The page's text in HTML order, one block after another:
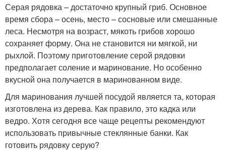
Серая рядовка – достаточно крупный гриб. Основное
время сбора – осень, место – сосновые или смешанные
леса. Несмотря на возраст, мякоть грибов хорошо
сохраняет форму. Она не становится ни мягкой, ни
рыхлой. Поэтому приготовление серой рядовки
предполагает соление и маринование. Но особенно
вкусной она получается в маринованном виде.
Для маринования лучшей посудой является та, которая
изготовлена из дерева. Как правило, это кадка или
ведро. Хотя сегодня все чаще рецепты рекомендуют
использовать привычные стеклянные банки. Как
готовить рядовку серую?